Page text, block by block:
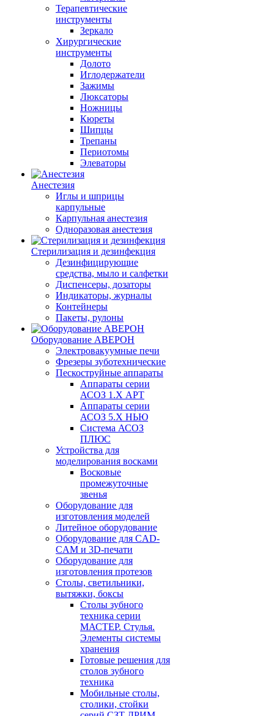
Терапевтические
инструменты
Зеркало
Хирургические
инструменты
Долото
Иглодержатели
Зажимы
Люксаторы
Ножницы
Кюреты
Шипцы
Трепаны
Периотомы
Элеваторы
Анестезия
Иглы и шприцы
карпульные
Карпульная анестезия
Одноразовая анестезия
Стерилизация и дезинфекция
Дезинфицирующие
средства, мыло и салфетки
Диспенсеры, дозаторы
Индикаторы, журналы
Контейнеры
Пакеты, рулоны
Оборудование АВЕРОН
Электровакуумные печи
Фрезеры зуботехнические
Пескоструйные аппараты
Аппараты серии
АСОЗ 1.Х АРТ
Аппараты серии
АСОЗ 5.Х НЬЮ
Система АСОЗ
ПЛЮС
Устройства для
моделирования восками
Восковые
промежуточные
звенья
Оборудование для
изготовления моделей
Литейное оборудование
Оборудование для CAD-
CAM и 3D-печати
Оборудование для
изготовления протезов
Cтолы, светильники,
вытяжки, боксы
Столы зубного
техника серии
МАСТЕР. Стулья.
Элементы системы
хранения
Готовые решения для
столов зубного
техника
Мобильные столы,
столики, стойки